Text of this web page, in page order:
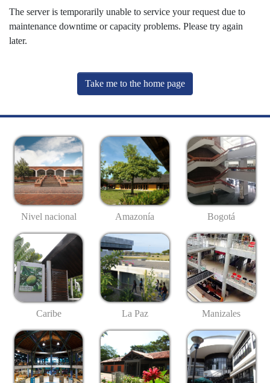
The server is temporarily unable to service your request due to
maintenance downtime or capacity problems. Please try again
later.
Take me to the home page
Nivel nacional Amazonía Bogotá
Caribe La Paz Manizales